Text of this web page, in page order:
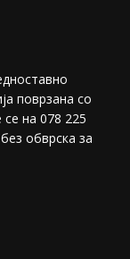
поврзана со
на 078 225
обврска за